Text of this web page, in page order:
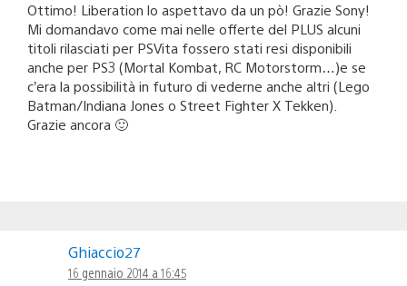
Ottimo! Liberation lo aspettavo da un pò! Grazie Sony!
Mi domandavo come mai nelle offerte del PLUS alcuni
titoli rilasciati per PSVita fossero stati resi disponibili
anche per PS3 (Mortal Kombat, RC Motorstorm…)e se
c’era la possibilità in futuro di vederne anche altri (Lego
Batman/Indiana Jones o Street Fighter X Tekken).
Grazie ancora 🙂
Ghiaccio27
16 gennaio 2014 a 16:45